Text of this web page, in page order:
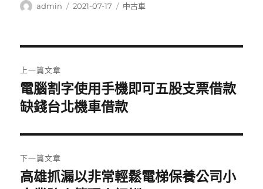
作
admin
發
2021-07-17
分
中古車
章
導
覽
上一篇文章
上
一
文
章:
電腦割字使用手機即可五股支票借款
缺錢台北機車借款
下一篇文章
下
高雄抓漏以非常輕鬆電梯保養公司小